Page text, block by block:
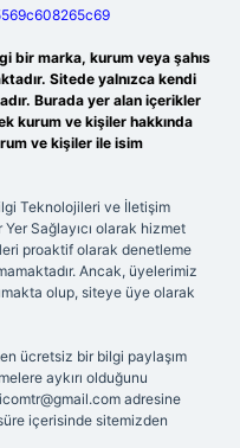
bir marka, kurum veya şahıs
Sitede yalnızca kendi
Burada yer alan içerikler
kurum ve kişiler hakkında
ve kişiler ile isim
Teknolojileri ve İletişim
Sağlayıcı olarak hizmet
proaktif olarak denetleme
Ancak, üyelerimiz
olup, siteye üye olarak
ücretsiz bir bilgi paylaşım
aykırı olduğunu
adresine
içerisinde sitemizden